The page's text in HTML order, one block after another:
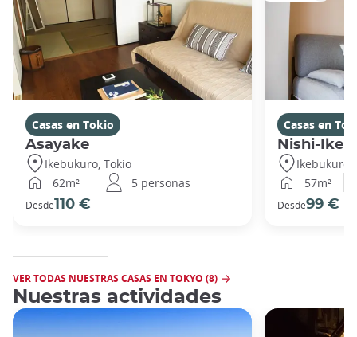
Casas en Tokio
Asayake
Ikebukuro, Tokio
62m²
5 personas
Desde110 €
Casas en
Nishi-
Ikebukuro,
57m²
Desde99 €
VER TODAS NUESTRAS CASAS EN TOKYO (8)
Nuestras actividades